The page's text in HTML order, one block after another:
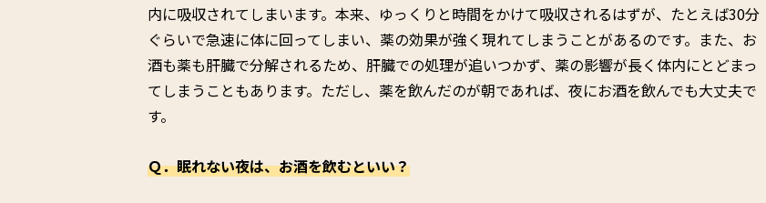
内に吸収されてしまいます。本来、ゆっくりと時間をかけて吸収されるはずが、たとえば30分
ぐらいで急速に体に回ってしまい、薬の効果が強く現れてしまうことがあるのです。また、お
酒も薬も肝臓で分解されるため、肝臓での処理が追いつかず、薬の影響が長く体内にとどまっ
てしまうこともあります。ただし、薬を飲んだのが朝であれば、夜にお酒を飲んでも大丈夫で
す。
Ｑ．眠れない夜は、お酒を飲むといい？